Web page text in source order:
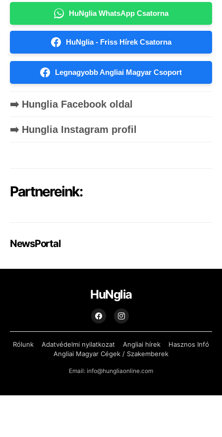
HuNglia WhatsApp Csatorna
HuNglia - Friss Hírek Csatorna
Legnagyobb Angliai Magyar Csoport
➡️ Hunglia Facebook oldal
➡️ Hunglia Instagram profil
Partnereink:
NewsPortal
HuNglia
Rólunk Adatvédelmi nyilatkozat Angliai hírek
Hasznos Infó
Angliai Magyar Cégek / Szakemberek
Email: info@hungliaonline.com